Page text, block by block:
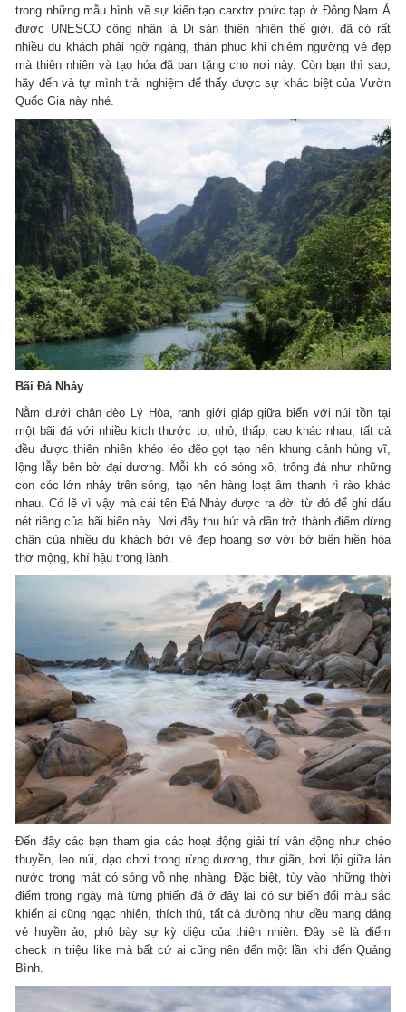
trong những mẫu hình về sự kiến tạo carxtơ phức tạp ở Đông Nam Á
được UNESCO công nhận là Di sản thiên nhiên thế giới, đã có rất
nhiều du khách phải ngỡ ngàng, thán phục khi chiêm ngưỡng vẻ đẹp
mà thiên nhiên và tạo hóa đã ban tặng cho nơi này. Còn bạn thì sao,
hãy đến và tự mình trải nghiệm để thấy được sự khác biệt của Vườn
Quốc Gia này nhé.
Bãi Đá Nhảy
Nằm dưới chân đèo Lý Hòa, ranh giới giáp giữa biển với núi tồn tại
một bãi đá với nhiều kích thước to, nhỏ, thấp, cao khác nhau, tất cả
đều được thiên nhiên khéo léo đẽo gọt tạo nên khung cảnh hùng vĩ,
lộng lẫy bên bờ đại dương. Mỗi khi có sóng xô, trông đá như những
con cóc lớn nhảy trên sóng, tạo nên hàng loạt âm thanh rì rào khác
nhau. Có lẽ vì vậy mà cái tên Đá Nhảy được ra đời từ đó để ghi dấu
nét riêng của bãi biển này. Nơi đây thu hút và dần trở thành điểm dừng
chân của nhiều du khách bởi vẻ đẹp hoang sơ với bờ biển hiền hòa
thơ mộng, khí hậu trong lành.
Đến đây các bạn tham gia các hoạt động giải trí vận động như chèo
thuyền, leo núi, dạo chơi trong rừng dương, thư giãn, bơi lội giữa làn
nước trong mát có sóng vỗ nhẹ nhàng. Đặc biệt, tùy vào những thời
điểm trong ngày mà từng phiến đá ở đây lại có sự biến đổi màu sắc
khiến ai cũng ngạc nhiên, thích thú, tất cả dường như đều mang dáng
vẻ huyền ảo, phô bày sự kỳ diệu của thiên nhiên. Đây sẽ là điểm
check in triệu like mà bất cứ ai cũng nên đến một lần khi đến Quảng
Bình.